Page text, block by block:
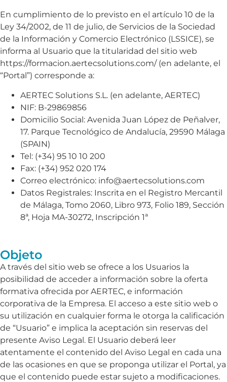
En cumplimiento de lo previsto en el artículo 10 de la
Ley 34/2002, de 11 de julio, de Servicios de la Sociedad
de la Información y Comercio Electrónico (LSSICE), se
informa al Usuario que la titularidad del sitio web
https://formacion.aertecsolutions.com/ (en adelante, el
“Portal”) corresponde a:
AERTEC Solutions S.L. (en adelante, AERTEC)
NIF: B-29869856
Domicilio Social: Avenida Juan López de Peñalver,
17. Parque Tecnológico de Andalucía, 29590 Málaga
(SPAIN)
Tel: (+34) 95 10 10 200
Fax: (+34) 952 020 174
Correo electrónico: info@aertecsolutions.com
Datos Registrales: Inscrita en el Registro Mercantil
de Málaga, Tomo 2060, Libro 973, Folio 189, Sección
8ª, Hoja MA-30272, Inscripción 1ª
Objeto
A través del sitio web se ofrece a los Usuarios la
posibilidad de acceder a información sobre la oferta
formativa ofrecida por AERTEC, e información
corporativa de la Empresa. El acceso a este sitio web o
su utilización en cualquier forma le otorga la calificación
de “Usuario” e implica la aceptación sin reservas del
presente Aviso Legal. El Usuario deberá leer
atentamente el contenido del Aviso Legal en cada una
de las ocasiones en que se proponga utilizar el Portal, ya
que el contenido puede estar sujeto a modificaciones.